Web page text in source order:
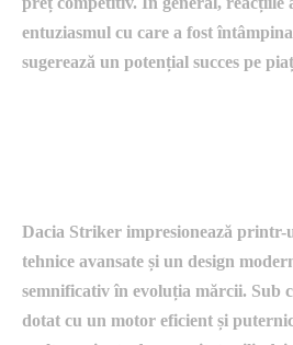
entuziasmul cu care a fost
sugerează un potențial succes pe
Dacia Striker impresionează printr-
tehnice avansate și un design
semnificativ în evoluția mărcii. Sub
dotat cu un motor eficient și